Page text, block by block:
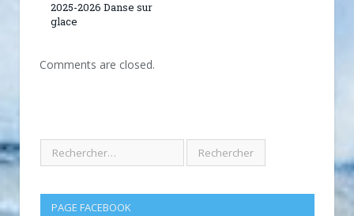
2025-2026 Danse sur
glace
Comments are closed.
PAGE FACEBOOK